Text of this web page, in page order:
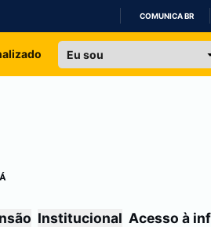
IR
COMUNICA BR
Institucional Acesso à